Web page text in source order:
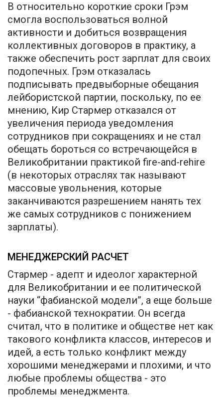
В относительно короткие сроки Грэм
смогла воспользоваться волной
активности и добиться возвращения
коллективных договоров в практику, а
также обеспечить рост зарплат для своих
подопечных. Грэм отказалась
подписывать предвыборные обещания
лейбористской партии, поскольку, по ее
мнению, Кир Стармер отказался от
увеличения периода уведомления
сотрудников при сокращениях и не стал
обещать бороться со встречающейся в
Великобритании практикой fire-and-rehire
(в некоторых отраслях так называют
массовые увольнения, которые
заканчиваются разрешением нанять тех
же самых сотрудников с понижением
зарплаты).
МЕНЕДЖЕРСКИЙ РАСЧЕТ
Стармер - адепт и идеолог характерной
для Великобритании и ее политической
науки “фабианской модели”, а еще больше
- фабианской технократии. Он всегда
считал, что в политике и обществе нет как
такового конфликта классов, интересов и
идей, а есть только конфликт между
хорошими менеджерами и плохими, и что
любые проблемы общества - это
проблемы менеджмента.